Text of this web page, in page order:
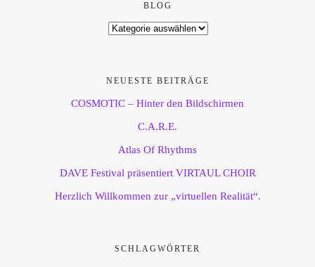
BLOG
NEUESTE BEITRÄGE
COSMOTIC – Hinter den Bildschirmen
C.A.R.E.
Atlas Of Rhythms
DAVE Festival präsentiert VIRTAUL CHOIR
Herzlich Willkommen zur „virtuellen Realität“.
SCHLAGWÖRTER